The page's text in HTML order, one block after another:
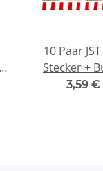
10 Paar
Stecker +
zum3,59 €